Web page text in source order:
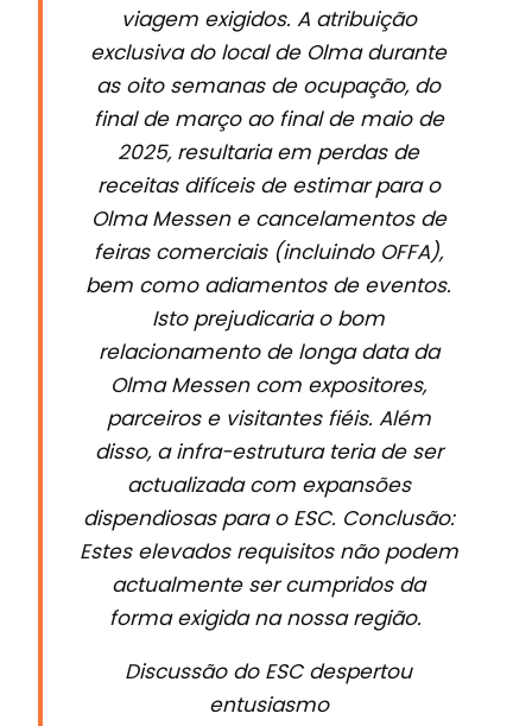
viagem exigidos. A atribuição
exclusiva do local de Olma durante
as oito semanas de ocupação, do
final de março ao final de maio de
2025, resultaria em perdas de
receitas difíceis de estimar para o
Olma Messen e cancelamentos de
feiras comerciais (incluindo OFFA),
bem como adiamentos de eventos.
Isto prejudicaria o bom
relacionamento de longa data da
Olma Messen com expositores,
parceiros e visitantes fiéis. Além
disso, a infra-estrutura teria de ser
actualizada com expansões
dispendiosas para o ESC. Conclusão:
Estes elevados requisitos não podem
actualmente ser cumpridos da
forma exigida na nossa região.
Discussão do ESC despertou
entusiasmo